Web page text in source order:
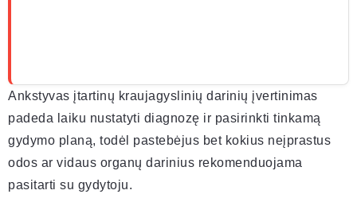
Ankstyvas įtartinų kraujagyslinių darinių įvertinimas
padeda laiku nustatyti diagnozę ir pasirinkti tinkamą
gydymo planą, todėl pastebėjus bet kokius neįprastus
odos ar vidaus organų darinius rekomenduojama
pasitarti su gydytoju.